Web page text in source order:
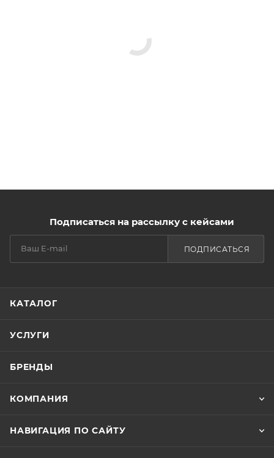
Подписаться на рассылку с кейсами
ПОДПИСАТЬСЯ
КАТАЛОГ
УСЛУГИ
БРЕНДЫ
КОМПАНИЯ
НАВИГАЦИЯ ПО САЙТУ